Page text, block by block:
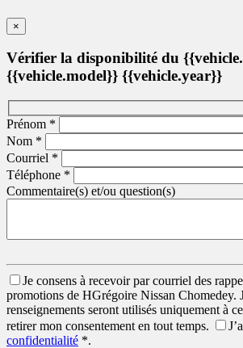
×
Vérifier la disponibilité du
{{vehicle.model}} {{vehicle.year}}
Prénom *
Nom *
Courriel *
Téléphone *
Commentaire(s) et/ou question(s)
Je consens à recevoir par courriel des
promotions de HGrégoire Nissan Chomedey.
renseignements seront utilisés uniquement à
retirer mon consentement en tout temps.
confidentialité *.